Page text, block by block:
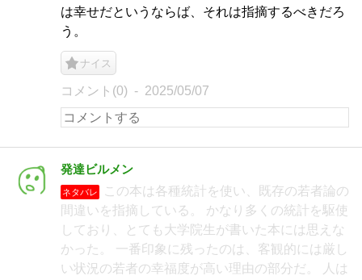
は幸せだというならば、それは指摘するべきだろ
う。
ナイス
コメント(0) 2025/05/07
発達ビルメン
ネタバレ
この本は各種統計を使い、既存の若者論の
間違いを指摘している。 かなり多くの統計を駆使
しており、とても大学院生が書いた本には思えな
かった。 一番印象に残ったのは、客観的には厳し
い状況の若者の幸福度が高い理由の部分だ。 人は